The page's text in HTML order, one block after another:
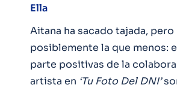
Ella
Aitana ha sacado tajada, pero
posiblemente la que menos:
parte positivas de la
artista en ‘Tu Foto Del DNI’